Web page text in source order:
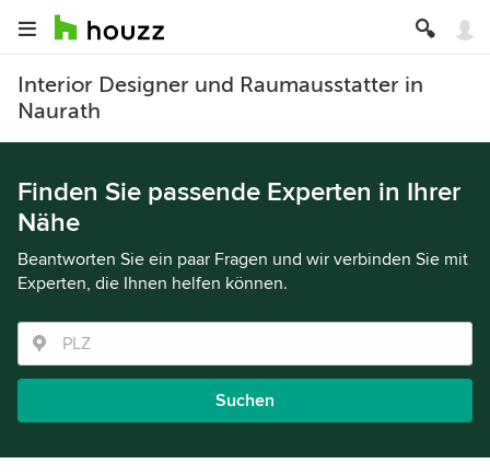
Interior Designer und Raumausstatter in
Naurath
Finden Sie passende Experten in Ihrer
Nähe
Beantworten Sie ein paar Fragen und wir verbinden Sie mit
Experten, die Ihnen helfen können.
Suchen